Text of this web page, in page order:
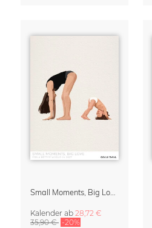
Small Moments, Big Love – Mutterschaftskalender von Giselle Dekel
Kalender ab 28,72 €
35,90 € -20%